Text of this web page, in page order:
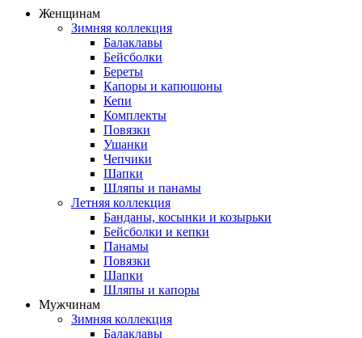
Женщинам
Зимняя коллекция
Балаклавы
Бейсболки
Береты
Капоры и капюшоны
Кепи
Комплекты
Повязки
Ушанки
Чепчики
Шапки
Шляпы и панамы
Летняя коллекция
Банданы, косынки и козырьки
Бейсболки и кепки
Панамы
Повязки
Шапки
Шляпы и капоры
Мужчинам
Зимняя коллекция
Балаклавы